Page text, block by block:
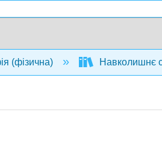
(фізична) Навколишнє